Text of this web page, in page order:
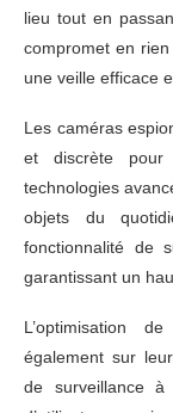
lieu tout en
compromet en
une veille efficace
Les caméras
et discrète pour
technologies
objets du
fonctionnalité de
garantissant un
L’optimisation
également sur leur
de surveillance